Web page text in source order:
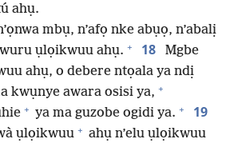
ahụ.
mbụ, n’afọ nke abụọ, n’abalị
wuru ụlọikwuu ahụ. + 18
Mgbe
ahụ, o debere ntọala ya ndị
kwụnye awara osisi ya, +
+ ya ma guzobe ogidi ya. + 19
ụlọikwuu + ahụ n’elu ụlọikwuu